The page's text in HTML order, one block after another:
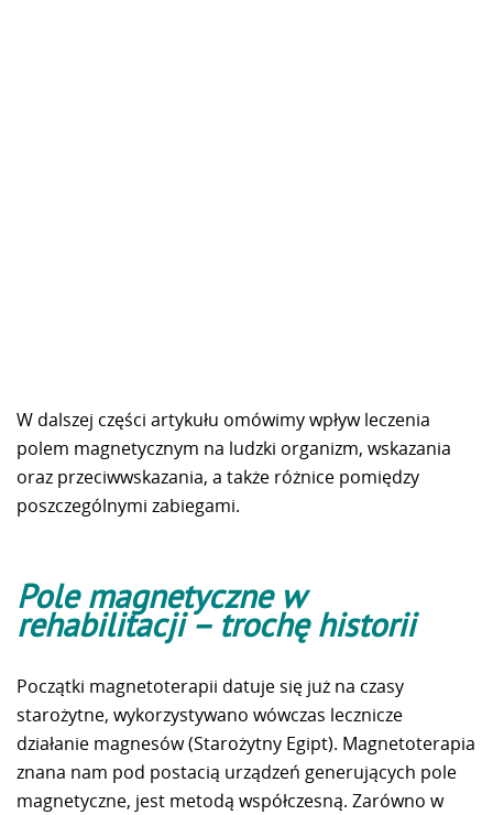
W dalszej części artykułu omówimy wpływ leczenia
polem magnetycznym na ludzki organizm, wskazania
oraz przeciwwskazania, a także różnice pomiędzy
poszczególnymi zabiegami.
Pole magnetyczne w
rehabilitacji – trochę historii
Początki magnetoterapii datuje się już na czasy
starożytne, wykorzystywano wówczas lecznicze
działanie magnesów (Starożytny Egipt). Magnetoterapia
znana nam pod postacią urządzeń generujących pole
magnetyczne, jest metodą współczesną. Zarówno w